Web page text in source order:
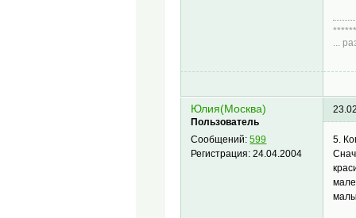
...
Юлия(Москва)
Пользователь
Сообщений:599
Регистрация:24.04.2004
5.